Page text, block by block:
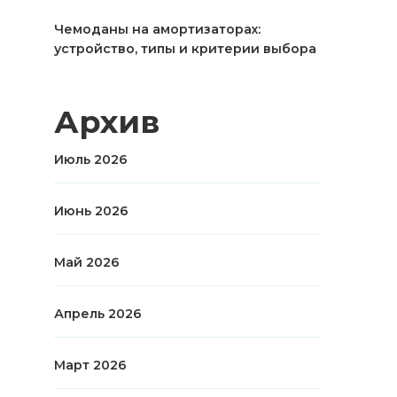
Чемоданы на амортизаторах:
устройство, типы и критерии выбора
Архив
Июль 2026
Июнь 2026
Май 2026
Апрель 2026
Март 2026